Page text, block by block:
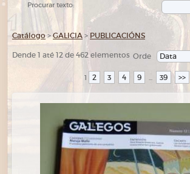
Procurar texto:
Catálogo >GALICIA > PUBLICACIÓNS
Dende 1 até 12 de 462 elementos Orde
1 2 3 4 9 ... 39 >>